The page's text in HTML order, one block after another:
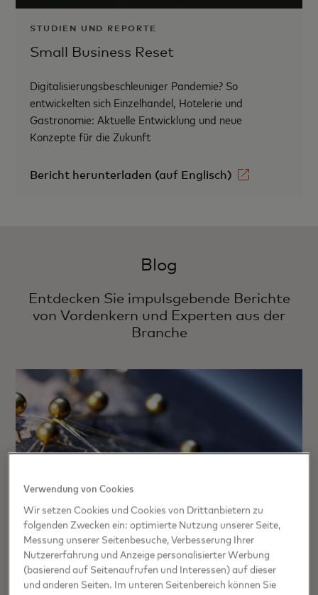
STUDIEN UND REPORTE
Small Business Reset
Digitalisierungsbeschleuniger Pandemie? So
entwickelten sich Einzelhandel, Hotelerie und
Gastronomie: Aktuelle Entwicklung und neue
Konzepte für die Zukunft
Bericht herunterladen (auf Englisch)
Blog
Entdecken Sie impulsgebende Berichte
von Vordenkern und Experten aus der
Branche
Verwendung von Cookies
Wir setzen Cookies und Cookies von Drittanbietern zu
folgenden Zwecken ein: optimierte Nutzung unserer Seite,
Messung unserer Seitenbesuche, Verbesserung Ihrer
Nutzererfahrung und Anzeige personalisierter Werbung
(basierend auf Seitenaufrufen und Interessen) auf dieser
und anderen Seiten. Im unteren Seitenbereich können Sie